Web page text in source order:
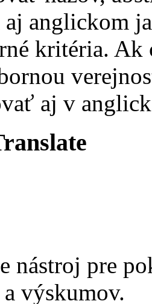
anglickom
kritéria. Ak
aj v
nástroj pre
výskumov.